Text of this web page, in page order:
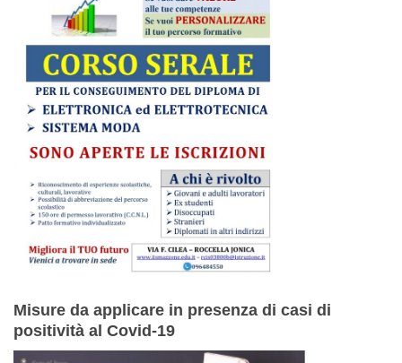
Misure da applicare in presenza di casi di
positività al Covid-19